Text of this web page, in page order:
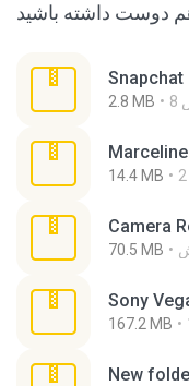
دوست داشته باشید
Snapchat
2.8 MB
14.4 MB
Camera
70.5 MB
Sony
167.2 MB
New